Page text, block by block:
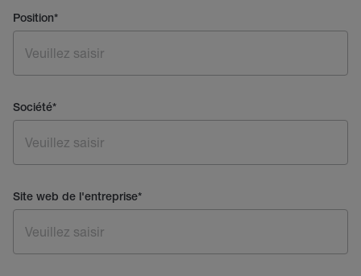
Position*
Société*
Site web de l'entreprise*